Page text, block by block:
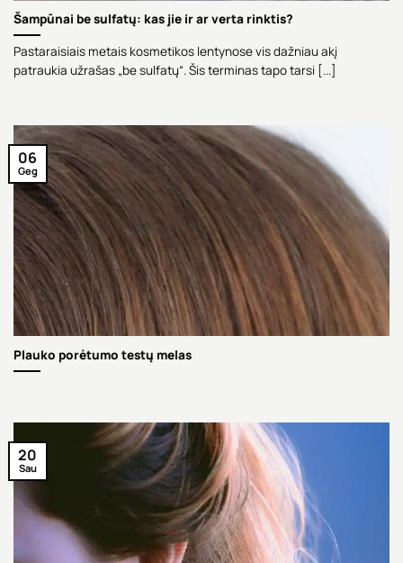
Šampūnai be sulfatų: kas jie ir ar verta rinktis?
Pastaraisiais metais kosmetikos lentynose vis dažniau akį
patraukia užrašas „be sulfatų“. Šis terminas tapo tarsi [...]
Plauko porėtumo testų melas
06
Geg
20
Sau